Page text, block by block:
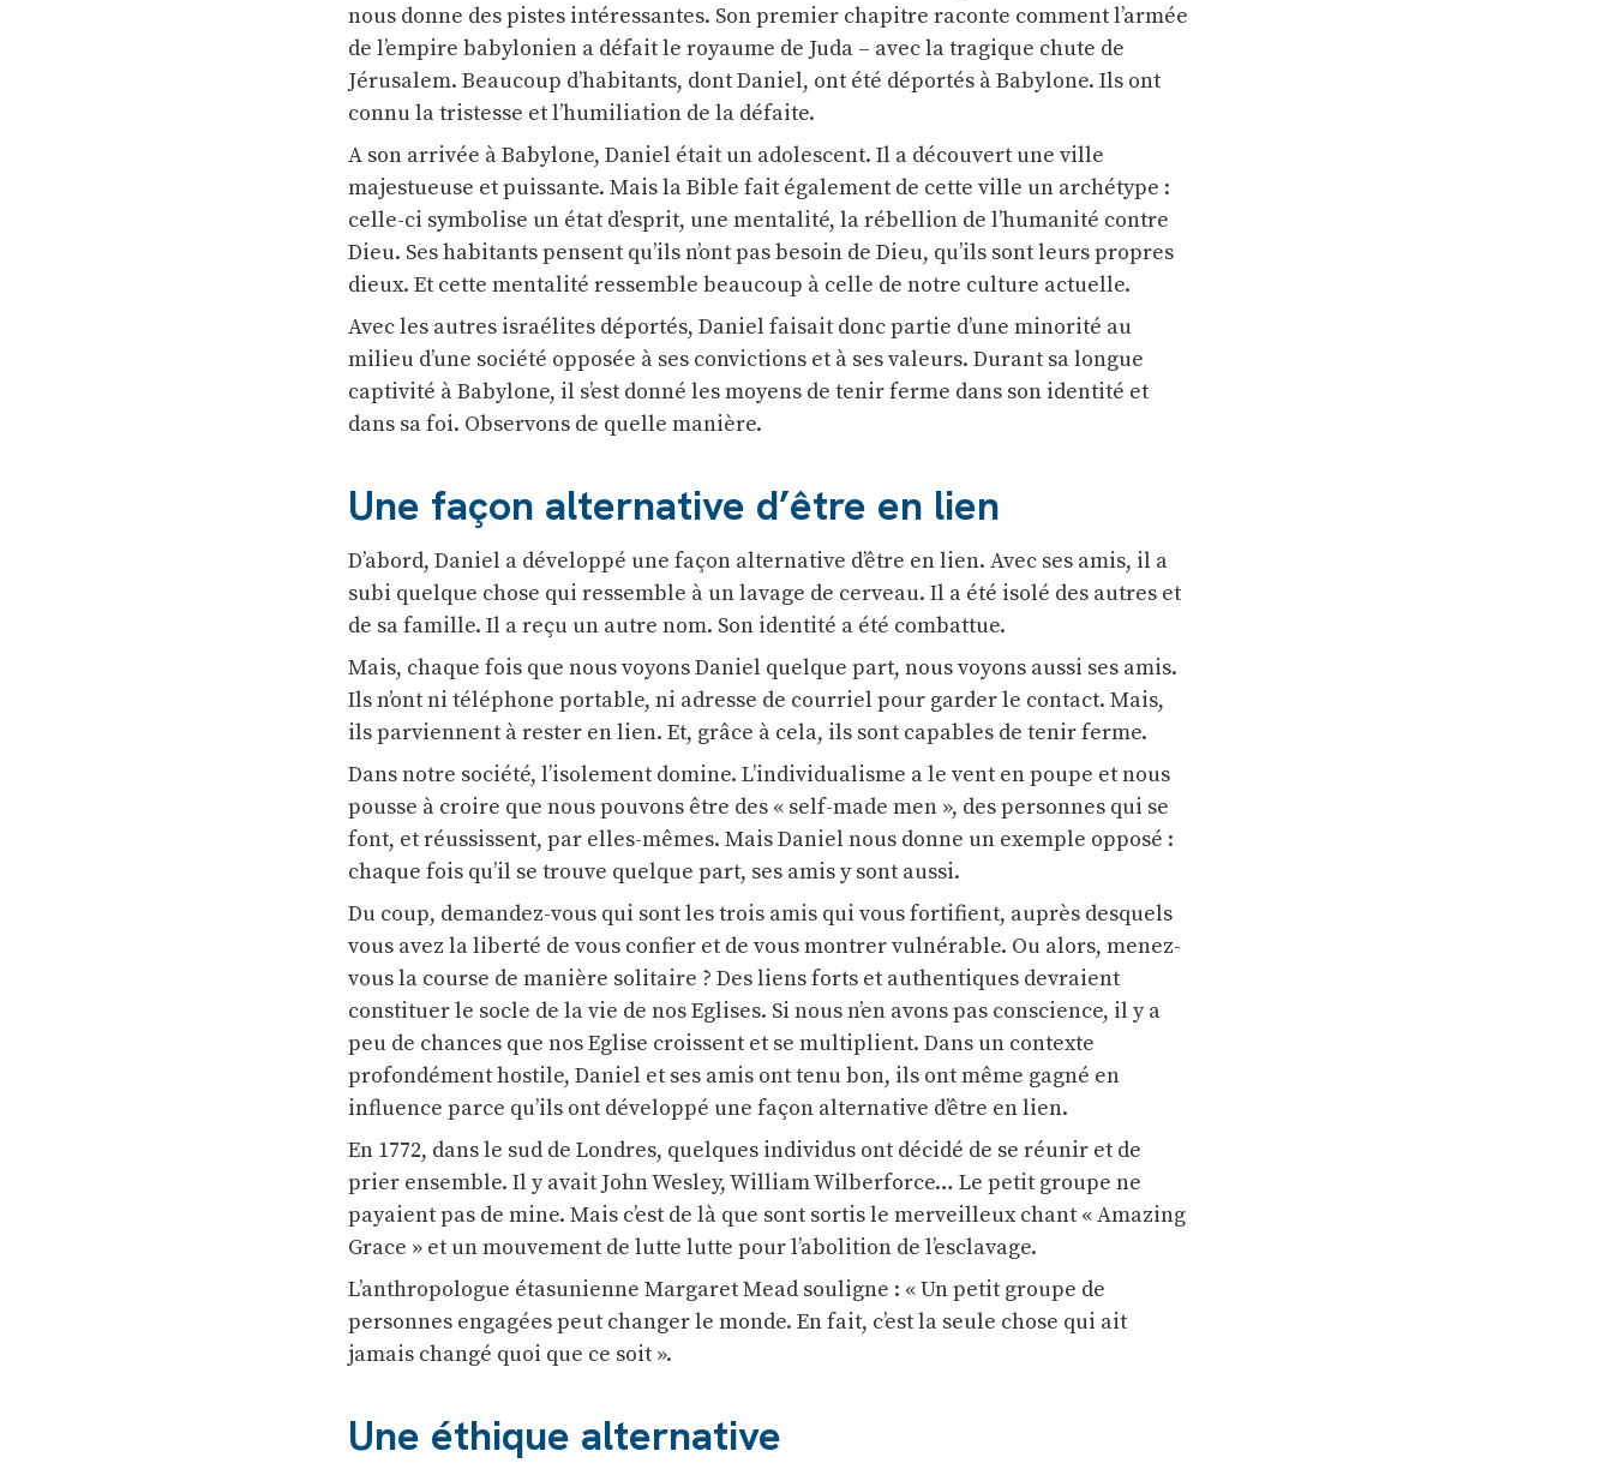
nous donne des pistes intéressantes. Son premier chapitre raconte comment l’armée
de l’empire babylonien a défait le royaume de Juda – avec la tragique chute de
Jérusalem. Beaucoup d’habitants, dont Daniel, ont été déportés à Babylone. Ils ont
connu la tristesse et l’humiliation de la défaite.
A son arrivée à Babylone, Daniel était un adolescent. Il a découvert une ville
majestueuse et puissante. Mais la Bible fait également de cette ville un archétype :
celle-ci symbolise un état d’esprit, une mentalité, la rébellion de l’humanité contre
Dieu. Ses habitants pensent qu’ils n’ont pas besoin de Dieu, qu’ils sont leurs propres
dieux. Et cette mentalité ressemble beaucoup à celle de notre culture actuelle.
Avec les autres israélites déportés, Daniel faisait donc partie d’une minorité au
milieu d’une société opposée à ses convictions et à ses valeurs. Durant sa longue
captivité à Babylone, il s’est donné les moyens de tenir ferme dans son identité et
dans sa foi. Observons de quelle manière.
Une façon alternative d’être en lien
D’abord, Daniel a développé une façon alternative d’être en lien. Avec ses amis, il a
subi quelque chose qui ressemble à un lavage de cerveau. Il a été isolé des autres et
de sa famille. Il a reçu un autre nom. Son identité a été combattue.
Mais, chaque fois que nous voyons Daniel quelque part, nous voyons aussi ses amis.
Ils n’ont ni téléphone portable, ni adresse de courriel pour garder le contact. Mais,
ils parviennent à rester en lien. Et, grâce à cela, ils sont capables de tenir ferme.
Dans notre société, l’isolement domine. L’individualisme a le vent en poupe et nous
pousse à croire que nous pouvons être des « self-made men », des personnes qui se
font, et réussissent, par elles-mêmes. Mais Daniel nous donne un exemple opposé :
chaque fois qu’il se trouve quelque part, ses amis y sont aussi.
Du coup, demandez-vous qui sont les trois amis qui vous fortifient, auprès desquels
vous avez la liberté de vous confier et de vous montrer vulnérable. Ou alors, menez-
vous la course de manière solitaire ? Des liens forts et authentiques devraient
constituer le socle de la vie de nos Eglises. Si nous n’en avons pas conscience, il y a
peu de chances que nos Eglise croissent et se multiplient. Dans un contexte
profondément hostile, Daniel et ses amis ont tenu bon, ils ont même gagné en
influence parce qu’ils ont développé une façon alternative d’être en lien.
En 1772, dans le sud de Londres, quelques individus ont décidé de se réunir et de
prier ensemble. Il y avait John Wesley, William Wilberforce… Le petit groupe ne
payaient pas de mine. Mais c’est de là que sont sortis le merveilleux chant « Amazing
Grace » et un mouvement de lutte lutte pour l’abolition de l’esclavage.
L’anthropologue étasunienne Margaret Mead souligne : « Un petit groupe de
personnes engagées peut changer le monde. En fait, c’est la seule chose qui ait
jamais changé quoi que ce soit ».
Une éthique alternative